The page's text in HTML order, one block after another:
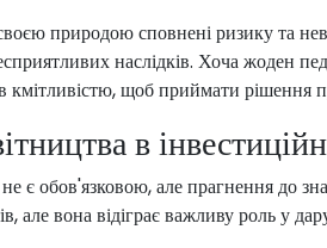
природою сповнені ризику та
наслідків. Хоча жоден
кмітливістю, щоб приймати
в
не є обов'язковою, але прагнення до
але вона відіграє важливу роль у